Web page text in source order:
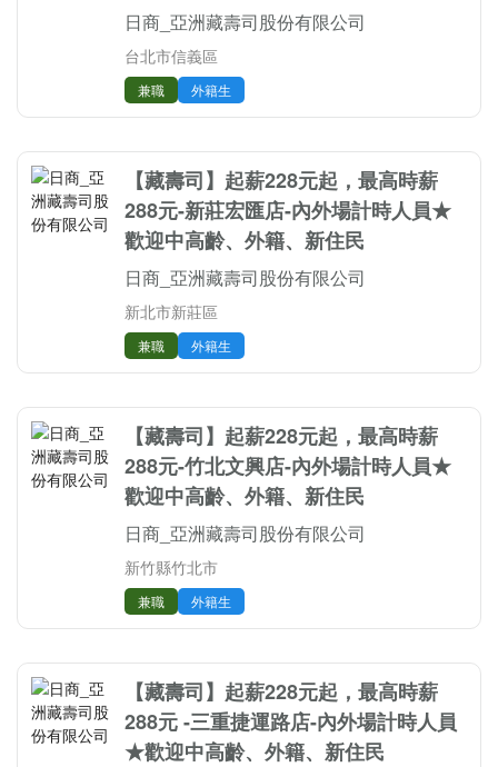
日商_亞洲藏壽司股份有限公司
台北市信義區
兼職 外籍生
【藏壽司】起薪228元起，最高時薪
288元-新莊宏匯店-內外場計時人員★
歡迎中高齡、外籍、新住民
日商_亞洲藏壽司股份有限公司
新北市新莊區
兼職 外籍生
【藏壽司】起薪228元起，最高時薪
288元-竹北文興店-內外場計時人員★
歡迎中高齡、外籍、新住民
日商_亞洲藏壽司股份有限公司
新竹縣竹北市
兼職 外籍生
【藏壽司】起薪228元起，最高時薪
288元 -三重捷運路店-內外場計時人員
★歡迎中高齡、外籍、新住民